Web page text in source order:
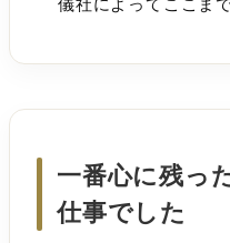
儀社によってここま
一番心に残っ
仕事でした